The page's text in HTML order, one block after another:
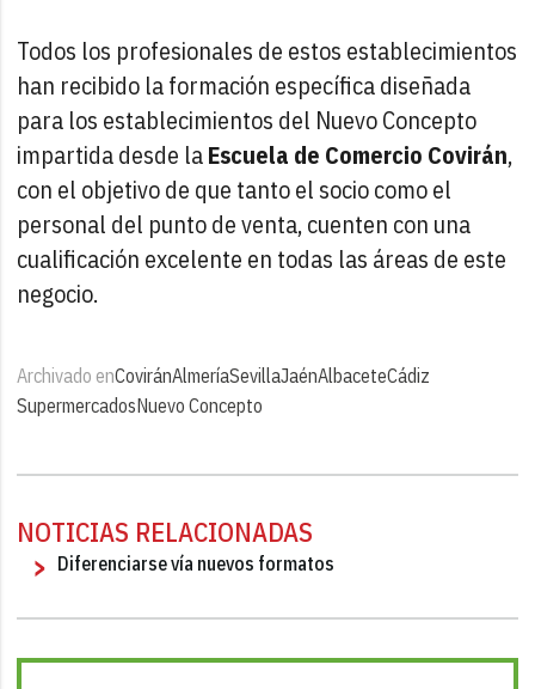
Todos los profesionales de estos establecimientos
han recibido la formación específica diseñada
para los establecimientos del Nuevo Concepto
impartida desde laEscuela de Comercio Covirán,
con el objetivo de que tanto el socio como el
personal del punto de venta, cuenten con una
cualificación excelente en todas las áreas de este
negocio.
Archivado enCoviránAlmeríaSevillaJaénAlbaceteCádiz
SupermercadosNuevo Concepto
NOTICIAS RELACIONADAS
Diferenciarse vía nuevos formatos